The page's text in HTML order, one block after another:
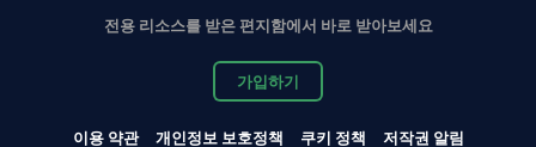
전용 리소스를 받은 편지함에서 바로 받아보세요
가입하기
이용 약관 개인정보 보호정책 쿠키 정책
저작권 알림